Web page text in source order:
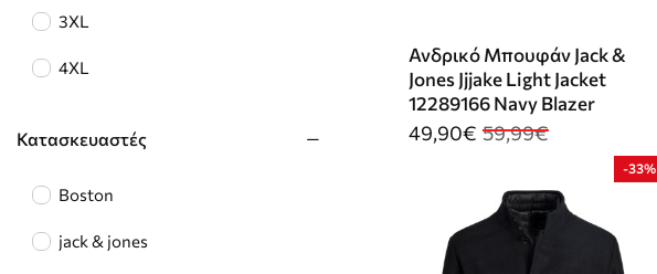
3XL
4XL
Κατασκευαστές
Boston
jack & jones
Ανδρικό Μπουφάν Jack &
Jones Jjjake Light Jacket
12289166 Navy Blazer
49,90€ 59,99€
-33%